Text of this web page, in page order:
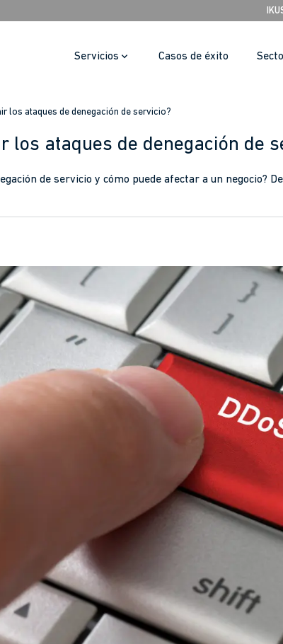
Servicios Casos de éxito
los ataques de denegación de servicio?
los ataques de denegación de
de servicio y cómo puede afectar a un negocio?